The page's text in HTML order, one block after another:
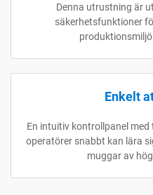
Denna utrustning är
säkerhetsfunktioner
Enkelt
En intuitiv kontrollpanel
operatörer snabbt kan lära
muggar av